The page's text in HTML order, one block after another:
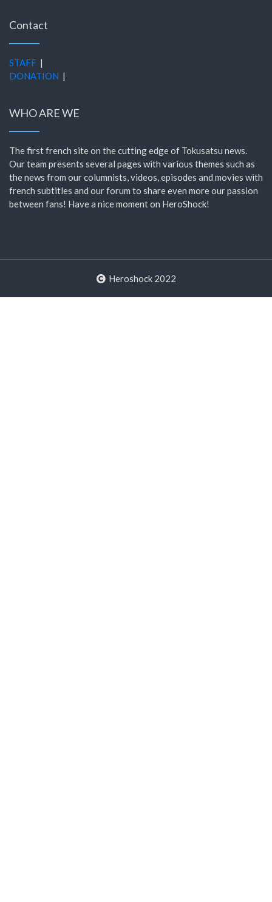
Contact
STAFF |
DONATION |
WHO ARE WE
The first french site on the cutting edge of Tokusatsu news.
Our team presents several pages with various themes such as
the news from our columnists, videos, episodes and movies with
french subtitles and our forum to share even more our passion
between fans! Have a nice moment on HeroShock!
Heroshock 2022